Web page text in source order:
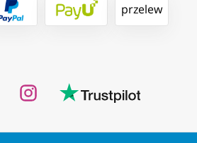
przelew